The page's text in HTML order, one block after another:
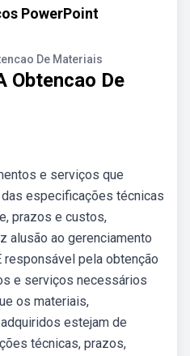
PowerPoint
De Materiais
Obtencao De
e serviços que
especificações técnicas
prazos e custos,
alusão ao gerenciamento
responsável pela obtenção
e serviços necessários
os materiais,
estejam de
técnicas, prazos,